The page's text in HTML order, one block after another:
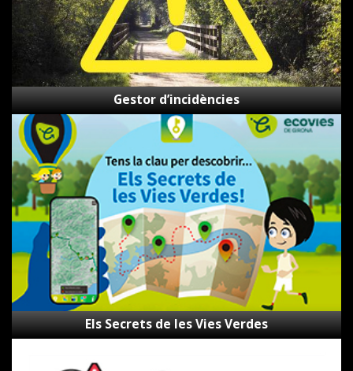
Gestor d’incidències
Els
Secrets
de
les
Vies
Verdes
Els Secrets de les Vies Verdes